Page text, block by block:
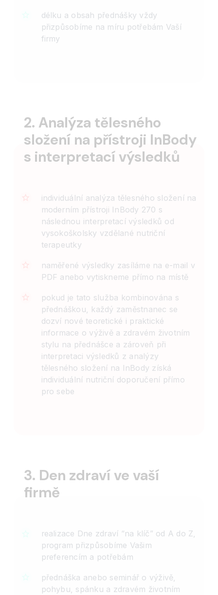
délku a obsah přednášky vždy
přizpůsobíme na míru potřebám Vaší
firmy
2. Analýza tělesného
složení na přístroji InBody
s interpretací výsledků
individuální analýza tělesného složení na
moderním přístroji InBody 270 s
následnou interpretací výsledků od
vysokoškolsky vzdělané nutriční
terapeutky
naměřené výsledky zasíláme na e-mail v
PDF anebo vytiskneme přímo na místě
pokud je tato služba kombinována s
přednáškou, každý zaměstnanec se
dozví nové teoretické i praktické
informace o výživě a zdravém životním
stylu na přednášce a zároveň při
interpretaci výsledků z analýzy
tělesného složení na InBody získá
individuální nutriční doporučení přímo
pro sebe
3. Den zdraví ve vaší
firmě
realizace Dne zdraví “na klíč” od A do Z,
program přizpůsobíme Vašim
preferencím a potřebám
přednáška anebo seminář o výživě,
pohybu, spánku a zdravém životním